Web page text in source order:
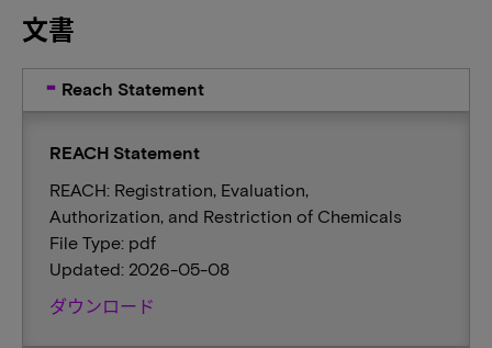
文書
Reach Statement
REACH Statement
REACH: Registration, Evaluation,
Authorization, and Restriction of Chemicals
File Type: pdf
Updated: 2026-05-08
ダウンロード